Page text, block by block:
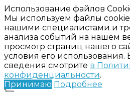
Использование файлов
Мы используем файлы
нашими специалистами и
анализа событий на нашем
просмотр страниц нашего
условия его
сведения смотрите в
конфиденциальности.
Принимаю Подробнее